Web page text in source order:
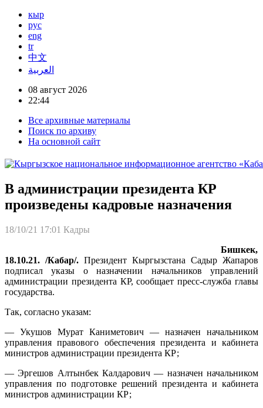
кыр
рус
eng
tr
中文
العربية
08 август 2026
22:44
Все архивные материалы
Поиск по архиву
На основной сайт
В администрации президента КР
произведены кадровые назначения
18/10/21 17:01 Кадры
Бишкек,
18.10.21. /Кабар/. Президент Кыргызстана Садыр Жапаров
подписал указы о назначении начальников управлений
администрации президента КР, сообщает пресс-служба главы
государства.
Так, согласно указам:
— Укушов Мурат Каниметович — назначен начальником
управления правового обеспечения президента и кабинета
министров администрации президента КР;
— Эргешов Алтынбек Калдарович — назначен начальником
управления по подготовке решений президента и кабинета
министров администрации КР;